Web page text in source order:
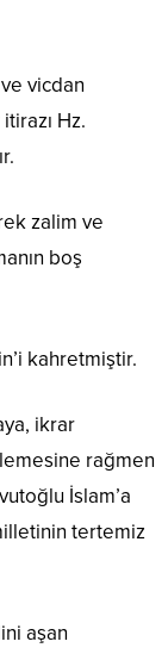
vicdan
Hz.
zalim ve
boş
kahretmiştir.
ikrar
rağmen
İslam’a
tertemiz
aşan